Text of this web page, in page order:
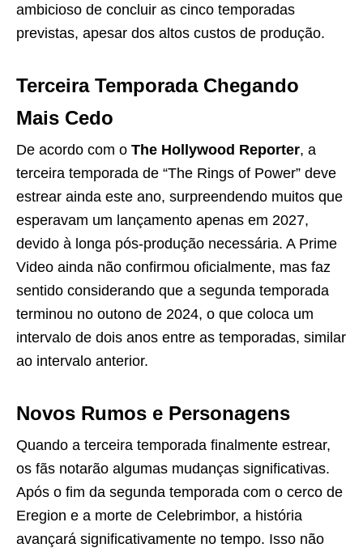
ambicioso de concluir as cinco temporadas
previstas, apesar dos altos custos de produção.
Terceira Temporada Chegando
Mais Cedo
De acordo com o The Hollywood Reporter, a
terceira temporada de “The Rings of Power” deve
estrear ainda este ano, surpreendendo muitos que
esperavam um lançamento apenas em 2027,
devido à longa pós-produção necessária. A Prime
Video ainda não confirmou oficialmente, mas faz
sentido considerando que a segunda temporada
terminou no outono de 2024, o que coloca um
intervalo de dois anos entre as temporadas, similar
ao intervalo anterior.
Novos Rumos e Personagens
Quando a terceira temporada finalmente estrear,
os fãs notarão algumas mudanças significativas.
Após o fim da segunda temporada com o cerco de
Eregion e a morte de Celebrimbor, a história
avançará significativamente no tempo. Isso não